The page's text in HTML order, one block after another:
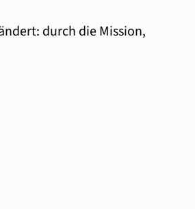
durch die Mission,